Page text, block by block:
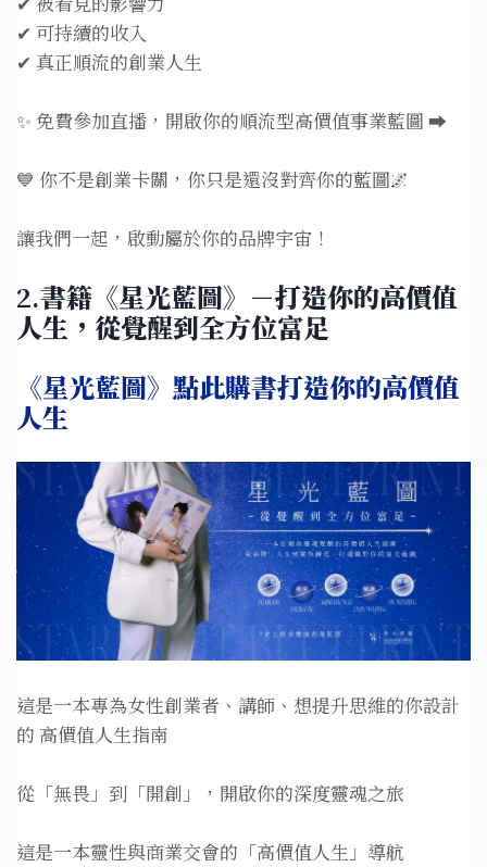
✔ 可持續的收入
✔ 真正順流的創業人生
✨ 免費參加直播，開啟你的順流型高價值事業藍圖 ➡
💙 你不是創業卡關，你只是還沒對齊你的藍圖🌌
讓我們一起，啟動屬於你的品牌宇宙！
2.書籍《星光藍圖》－打造你的高價值
人生，從覺醒到全方位富足
《星光藍圖》點此購書打造你的高價值
人生
這是一本專為女性創業者、講師、想提升思維的你設計
的 高價值人生指南
從「無畏」到「開創」，開啟你的深度靈魂之旅
這是一本靈性與商業交會的「高價值人生」導航